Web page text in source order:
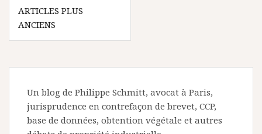
des
articles
ARTICLES PLUS
ANCIENS
Un blog de Philippe Schmitt, avocat à Paris,
jurisprudence en contrefaçon de brevet, CCP,
base de données, obtention végétale et autres